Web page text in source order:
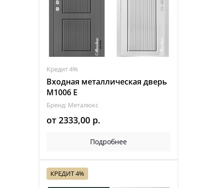
Кредит 4%
Входная металлическая дверь
М1006 E
Бренд: Металюкс
от 2333,00 р.
Подробнее
КРЕДИТ 4%